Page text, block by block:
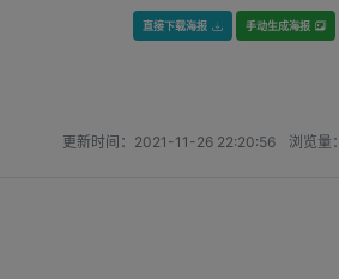
直接下载海报 手动生成海报
更新时间： 2021-11-26 22:20:56 浏览量：